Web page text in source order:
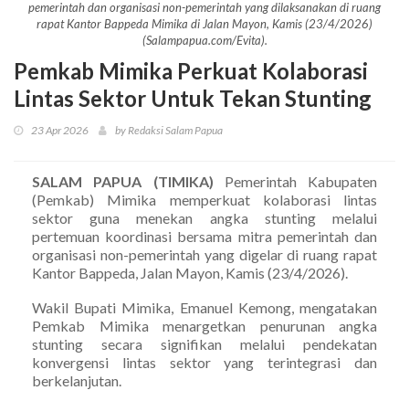
pemerintah dan organisasi non-pemerintah yang dilaksanakan di ruang
rapat Kantor Bappeda Mimika di Jalan Mayon, Kamis (23/4/2026)
(Salampapua.com/Evita).
Pemkab Mimika Perkuat Kolaborasi
Lintas Sektor Untuk Tekan Stunting
23 Apr 2026 by Redaksi Salam Papua
SALAM PAPUA (TIMIKA) Pemerintah Kabupaten
(Pemkab) Mimika memperkuat kolaborasi lintas
sektor guna menekan angka stunting melalui
pertemuan koordinasi bersama mitra pemerintah dan
organisasi non-pemerintah yang digelar di ruang rapat
Kantor Bappeda, Jalan Mayon, Kamis (23/4/2026).
Wakil Bupati Mimika, Emanuel Kemong, mengatakan
Pemkab Mimika menargetkan penurunan angka
stunting secara signifikan melalui pendekatan
konvergensi lintas sektor yang terintegrasi dan
berkelanjutan.